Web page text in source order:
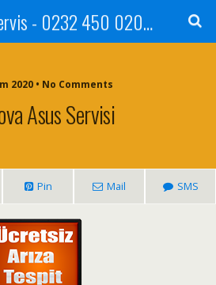
Asus İzmir Servis - 0232 450 0202 - 0543 455 0202
2020 • No Comments
Asus Servisi
Pin Mail SMS